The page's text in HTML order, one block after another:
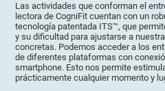
Las actividades que conforman el
lectora de CogniFit cuentan con un
tecnología patentada ITS™, que
y su dificultad para ajustarse a
concretas. Podemos acceder a los
de diferentes plataformas con
smartphone. Esto nos permite
prácticamente cualquier momento y